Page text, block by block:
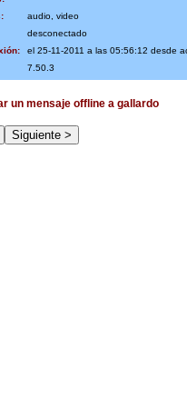
audio, video
desconectado
el 25-11-2011 a las 05:56:12 desde
7.50.3
un mensaje offline a gallardo